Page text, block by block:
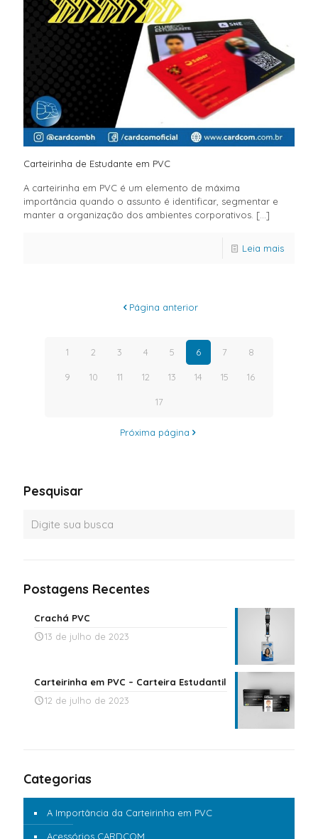
Carteirinha de Estudante em PVC
A carteirinha em PVC é um elemento de máxima
importância quando o assunto é identificar, segmentar e
manter a organização dos ambientes corporativos. […]
Leia mais
Página anterior
1 2 3 4 5 6 7 8
9 10 11 12 13 14 15 16
17
Próxima página
Pesquisar
Postagens Recentes
Crachá PVC
13 de julho de 2023
Carteirinha em PVC – Carteira Estudantil
12 de julho de 2023
Categorias
A Importância da Carteirinha em PVC
Acessórios CARDCOM